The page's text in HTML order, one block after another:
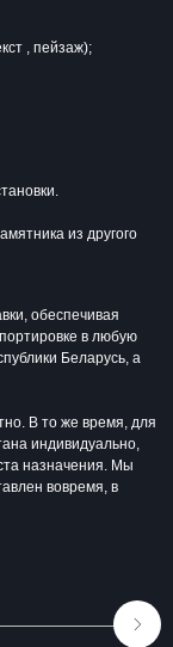
, пейзаж);
из другого
обеспечивая
в любую
Беларусь, а
В то же время, для
индивидуально,
назначения. Мы
вовремя, в